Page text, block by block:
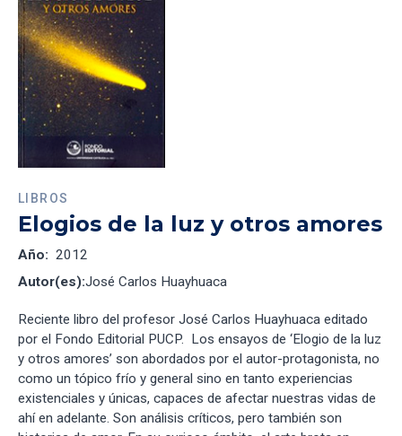
LIBROS
Elogios de la luz y otros amores
Año: 2012
Autor(es):José Carlos Huayhuaca
Reciente libro del profesor José Carlos Huayhuaca editado
por el Fondo Editorial PUCP. Los ensayos de ‘Elogio de la luz
y otros amores’ son abordados por el autor-protagonista, no
como un tópico frío y general sino en tanto experiencias
existenciales y únicas, capaces de afectar nuestras vidas de
ahí en adelante. Son análisis críticos, pero también son